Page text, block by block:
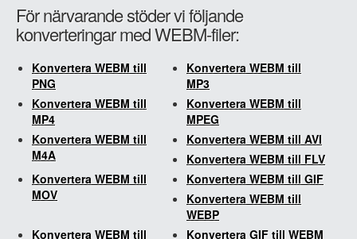
För närvarande stöder vi följande
konverteringar med WEBM-filer:
Konvertera WEBM till
PNG
Konvertera WEBM till
MP3
Konvertera WEBM till
MP4
Konvertera WEBM till
MPEG
Konvertera WEBM till
M4A
Konvertera WEBM till AVI
Konvertera WEBM till FLV
Konvertera WEBM till
MOV
Konvertera WEBM till GIF
Konvertera WEBM till
WEBP
Konvertera WEBM till
Konvertera GIF till WEBM